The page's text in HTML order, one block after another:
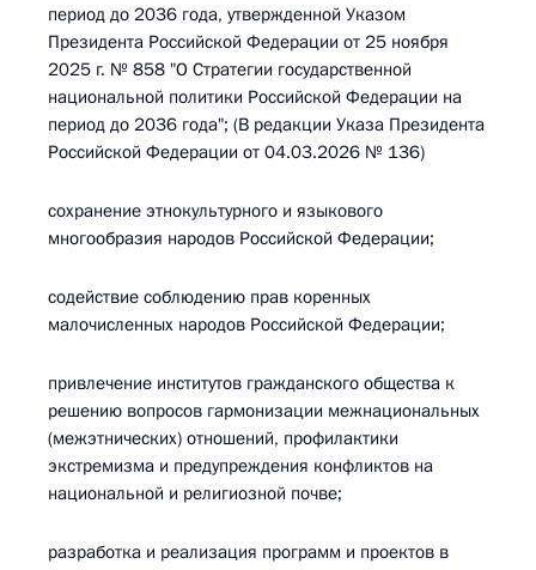
период до 2036 года, утвержденной Указом
Президента Российской Федерации от 25 ноября
2025 г. № 858 "О Стратегии государственной
национальной политики Российской Федерации на
период до 2036 года"; (В редакции Указа Президента
Российской Федерации от 04.03.2026 № 136)
сохранение этнокультурного и языкового
многообразия народов Российской Федерации;
содействие соблюдению прав коренных
малочисленных народов Российской Федерации;
привлечение институтов гражданского общества к
решению вопросов гармонизации межнациональных
(межэтнических) отношений, профилактики
экстремизма и предупреждения конфликтов на
национальной и религиозной почве;
разработка и реализация программ и проектов в